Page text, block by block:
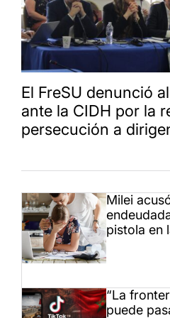
El FreSU denunció
ante la CIDH por la
persecución a
Milei
pistola en
“La
puede